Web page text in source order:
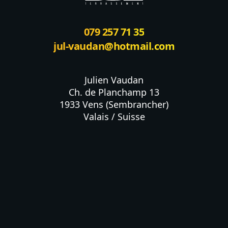
079 257 71 35
jul-vaudan@hotmail.com
Julien Vaudan
Ch. de Planchamp 13
1933 Vens (Sembrancher)
Valais / Suisse